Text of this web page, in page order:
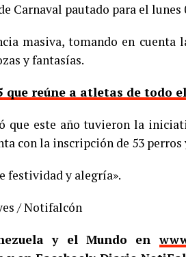
Carnaval pautado para el lunes
masiva, tomando en cuenta
y fantasías.
que reúne a atletas de todo
este año tuvieron la
con la inscripción de 53 perros
festividad y alegría».
/ Notifalcón
y el Mundo en